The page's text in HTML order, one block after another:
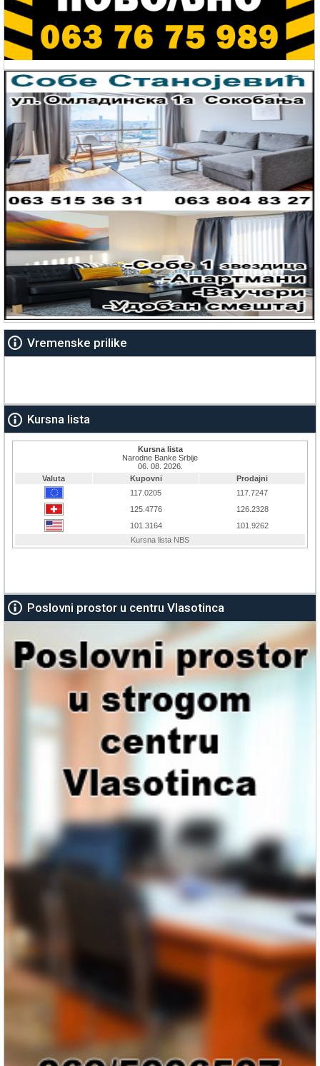
Vremenske prilike
Kursna lista
Poslovni prostor u centru Vlasotinca